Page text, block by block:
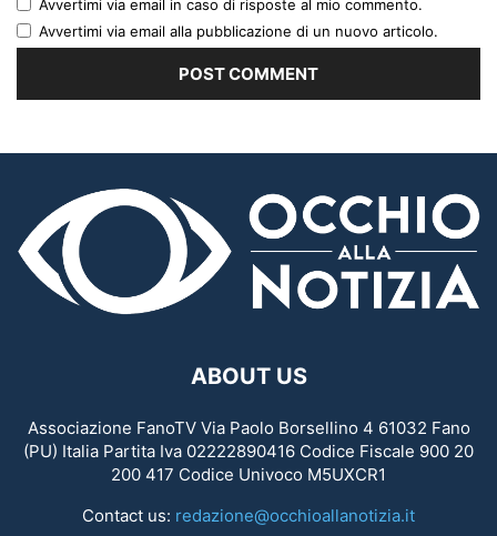
Avvertimi via email in caso di risposte al mio commento.
Avvertimi via email alla pubblicazione di un nuovo articolo.
ABOUT US
Associazione FanoTV Via Paolo Borsellino 4 61032 Fano
(PU) Italia Partita Iva 02222890416 Codice Fiscale 900 20
200 417 Codice Univoco M5UXCR1
Contact us: redazione@occhioallanotizia.it